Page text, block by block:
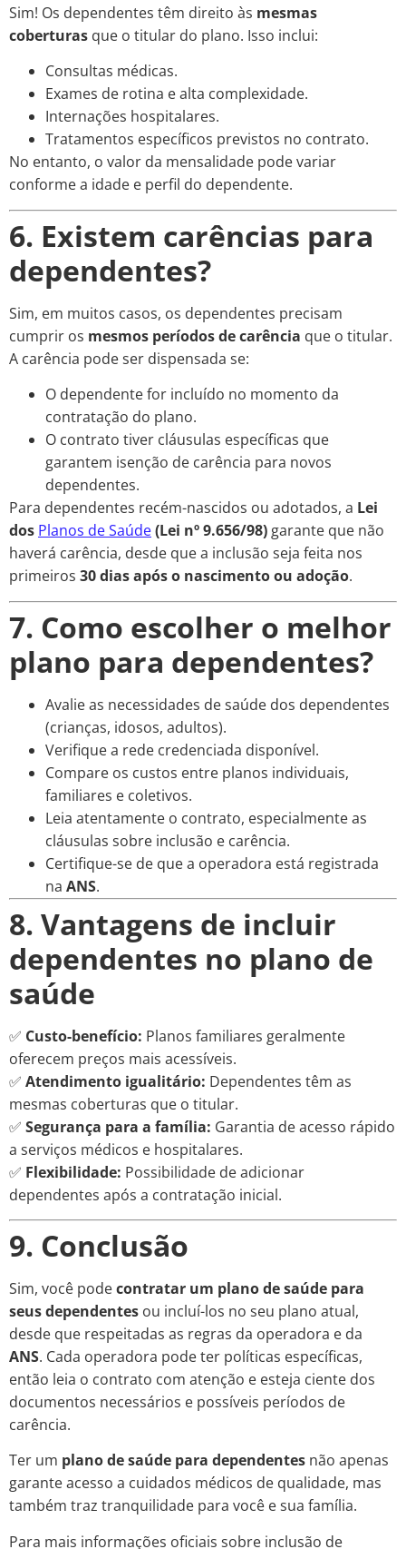
Sim! Os dependentes têm direito às mesmas
coberturas que o titular do plano. Isso inclui:
Consultas médicas.
Exames de rotina e alta complexidade.
Internações hospitalares.
Tratamentos específicos previstos no contrato.
No entanto, o valor da mensalidade pode variar
conforme a idade e perfil do dependente.
6. Existem carências para
dependentes?
Sim, em muitos casos, os dependentes precisam
cumprir os mesmos períodos de carência que o titular.
A carência pode ser dispensada se:
O dependente for incluído no momento da
contratação do plano.
O contrato tiver cláusulas específicas que
garantem isenção de carência para novos
dependentes.
Para dependentes recém-nascidos ou adotados, a Lei
dos Planos de Saúde(Lei nº 9.656/98) garante que não
haverá carência, desde que a inclusão seja feita nos
primeiros 30 dias após o nascimento ou adoção.
7. Como escolher o melhor
plano para dependentes?
Avalie as necessidades de saúde dos dependentes
(crianças, idosos, adultos).
Verifique a rede credenciada disponível.
Compare os custos entre planos individuais,
familiares e coletivos.
Leia atentamente o contrato, especialmente as
cláusulas sobre inclusão e carência.
Certifique-se de que a operadora está registrada
na ANS.
8. Vantagens de incluir
dependentes no plano de
saúde
✅ Custo-benefício: Planos familiares geralmente
oferecem preços mais acessíveis.
✅ Atendimento igualitário: Dependentes têm as
mesmas coberturas que o titular.
✅ Segurança para a família: Garantia de acesso rápido
a serviços médicos e hospitalares.
✅ Flexibilidade: Possibilidade de adicionar
dependentes após a contratação inicial.
9. Conclusão
Sim, você podecontratar um plano de saúde para
seus dependentes ou incluí-los no seu plano atual,
desde que respeitadas as regras da operadora e da
ANS. Cada operadora pode ter políticas específicas,
então leia o contrato com atenção e esteja ciente dos
documentos necessários e possíveis períodos de
carência.
Ter um plano de saúde para dependentes não apenas
garante acesso a cuidados médicos de qualidade, mas
também traz tranquilidade para você e sua família.
Para mais informações oficiais sobre inclusão de